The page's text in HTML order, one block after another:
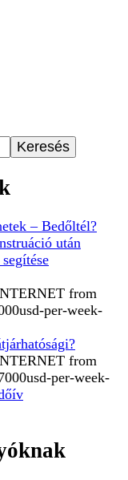
– Bedőltél?
után
from
per-week-
from
per-week-